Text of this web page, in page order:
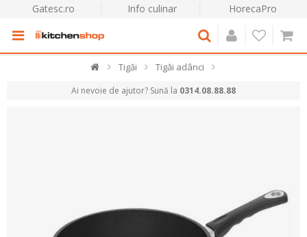
Gatesc.ro Info culinar HorecaPro
Tigăi Tigăi adânci
Ai nevoie de ajutor? Sună la 0314.08.88.88